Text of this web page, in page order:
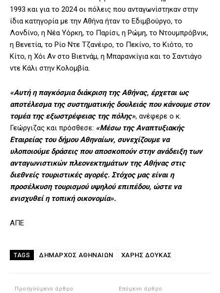
1993 και για το 2024 οι πόλεις που ανταγωνίστηκαν στην
ίδια κατηγορία με την Αθήνα ήταν το Εδιμβούργο, το
Λονδίνο, η Νέα Υόρκη, το Παρίσι, η Ρώμη, το Ντουμπρόβνικ,
η Βενετία, το Ρίο Ντε Τζανέιρο, το Πεκίνο, το Κιότο, το
Κίτο, η Χόι Αν στο Βιετνάμ, η Μπαρανκίγια και το Σαντιάγο
ντε Κάλι στην Κολομβία.
«Αυτή η παγκόσμια διάκριση της Αθήνας, έρχεται ως
αποτέλεσμα της συστηματικής δουλειάς που κάνουμε στον
τομέα της εξωστρέφειας της πόλης», ανέφερε ο κ.
Γεώργιζας και πρόσθεσε: «Μέσω της Αναπτυξιακής
Εταιρείας του δήμου Αθηναίων, συνεχίζουμε να
υλοποιούμε δράσεις που αποσκοπούν στην ανάδειξη των
ανταγωνιστικών πλεονεκτημάτων της Αθήνας στις
διεθνείς τουριστικές αγορές. Στόχος μας είναι η
προσέλκυση τουρισμού υψηλού επιπέδου, ώστε να
ενισχυθεί η τοπική οικονομία».
ΑΠΕ
TAGS ΔΉΜΑΡΧΟΣ ΑΘΗΝΑΊΩΝ ΧΆΡΗΣ ΔΟΎΚΑΣ
Προηγούμενο άρθρο Επόμενο άρθρο